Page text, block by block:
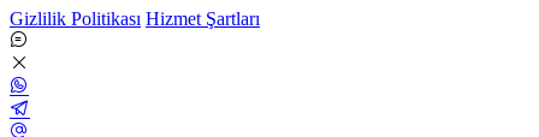
Gizlilik Politikası Hizmet Şartları